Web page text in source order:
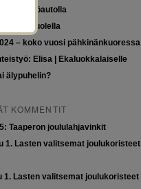
sähköautolla
arvon puolella
– koko vuosi pähkinänkuoressa
Elisa | Ekaluokkalaiselle
älypuhelin?
KOMMENTIT
Taaperon joululahjavinkit
1. Lasten valitsemat joulukoristeet
1. Lasten valitsemat joulukoristeet